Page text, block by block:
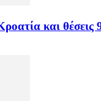
και θέσεις